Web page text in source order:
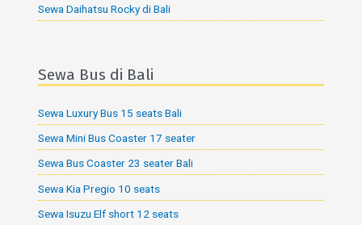
Sewa Daihatsu Rocky di Bali
Sewa Bus di Bali
Sewa Luxury Bus 15 seats Bali
Sewa Mini Bus Coaster 17 seater
Sewa Bus Coaster 23 seater Bali
Sewa Kia Pregio 10 seats
Sewa Isuzu Elf short 12 seats